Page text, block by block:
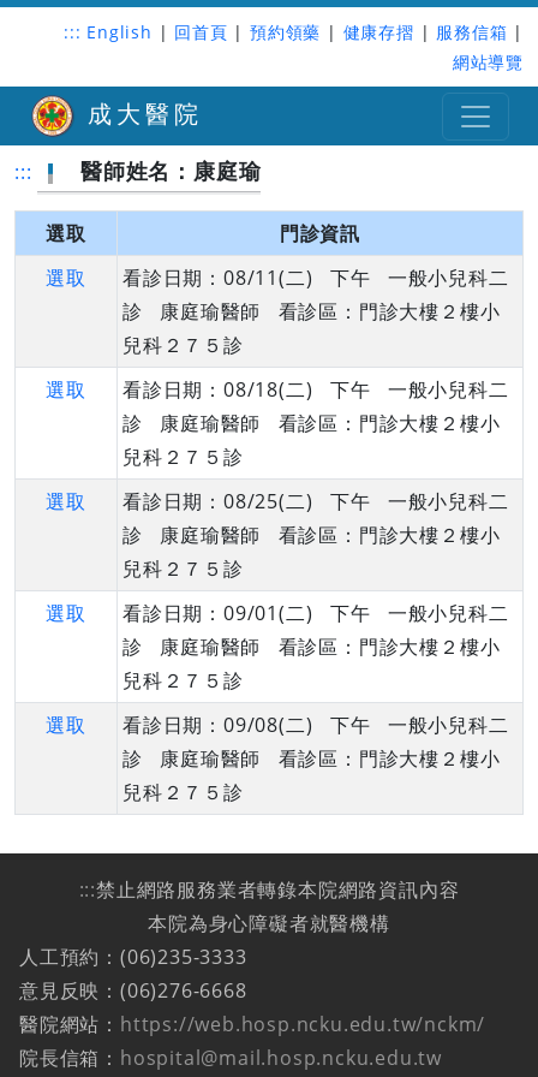
::: English | 回首頁 | 預約領藥 | 健康存摺 | 服務信箱 |
網站導覽
成大醫院
::: 醫師姓名：康庭瑜
選取
門診資訊
選取
看診日期：08/11(二) 下午 一般小兒科二
診 康庭瑜醫師 看診區：門診大樓２樓小
兒科２７５診
選取
看診日期：08/18(二) 下午 一般小兒科二
診 康庭瑜醫師 看診區：門診大樓２樓小
兒科２７５診
選取
看診日期：08/25(二) 下午 一般小兒科二
診 康庭瑜醫師 看診區：門診大樓２樓小
兒科２７５診
選取
看診日期：09/01(二) 下午 一般小兒科二
診 康庭瑜醫師 看診區：門診大樓２樓小
兒科２７５診
選取
看診日期：09/08(二) 下午 一般小兒科二
診 康庭瑜醫師 看診區：門診大樓２樓小
兒科２７５診
:::禁止網路服務業者轉錄本院網路資訊內容
本院為身心障礙者就醫機構
人工預約：(06)235-3333
意見反映：(06)276-6668
醫院網站： https://web.hosp.ncku.edu.tw/nckm/
院長信箱： hospital@mail.hosp.ncku.edu.tw